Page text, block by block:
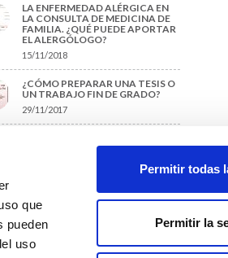
que
pueden
uso
Permitir todas
Permitir la
LA ENFERMEDAD ALÉRGICA EN
LA CONSULTA DE MEDICINA DE
FAMILIA. ¿QUÉ PUEDE APORTAR
EL ALERGÓLOGO?
15/11/2018
¿CÓMO PREPARAR UNA TESIS O
UN TRABAJO FIN DE GRADO?
29/11/2017
de datos